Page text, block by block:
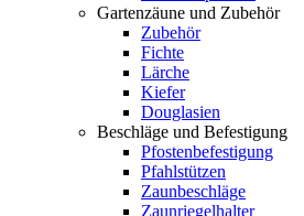
Gartenzäune und Zubehör
Zubehör
Fichte
Lärche
Kiefer
Douglasien
Beschläge und Befestigung
Pfostenbefestigung
Pfahlstützen
Zaunbeschläge
Zaunriegelhalter